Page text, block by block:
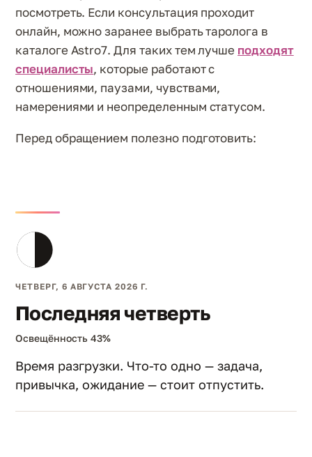
посмотреть. Если консультация проходит
онлайн, можно заранее выбрать таролога в
каталоге Astro7. Для таких тем лучше подходят
специалисты, которые работают с
отношениями, паузами, чувствами,
намерениями и неопределенным статусом.
Перед обращением полезно подготовить:
ЧЕТВЕРГ, 6 АВГУСТА 2026 Г.
Последняя четверть
Освещённость 43%
Время разгрузки. Что-то одно — задача,
привычка, ожидание — стоит отпустить.